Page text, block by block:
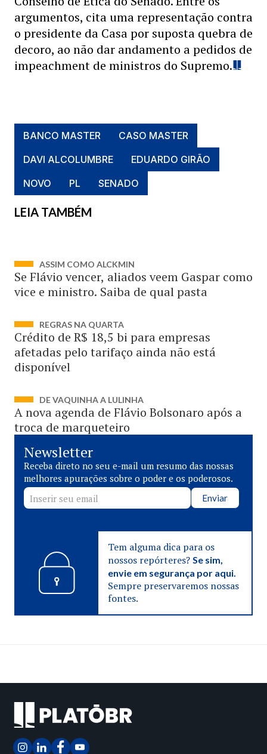
argumentos, cita uma representação contra
o presidente da Casa por suposta quebra de
decoro, ao não dar andamento a pedidos de
impeachment de ministros do Supremo.
BANCO MASTER
CASO MASTER
DAVI ALCOLUMBRE
EDUARDO GIRÃO
NOVO
PL SENADO
LEIA TAMBÉM
ASSIM COMO ALCKMIN
Se Flávio vencer, aliados veem Gaspar como
vice e ministro. Saiba de qual pasta
REGRAS NA QUARTA
Crédito de R$ 18,5 bi para empresas
afetadas pelo tarifaço ainda não está
disponível
DE VAQUINHA A LULINHA
A nova agenda de Flávio Bolsonaro após a
troca de marqueteiro
Newsletter
Receba direto no seu e-mail um resumo das nossas
melhores apurações sobre o poder e os poderosos.
Enviar
Tem alguma dica para os
nossos repórteres? Se sim,
envie em segurança por aqui.
Sempre preservaremos nossas
fontes.